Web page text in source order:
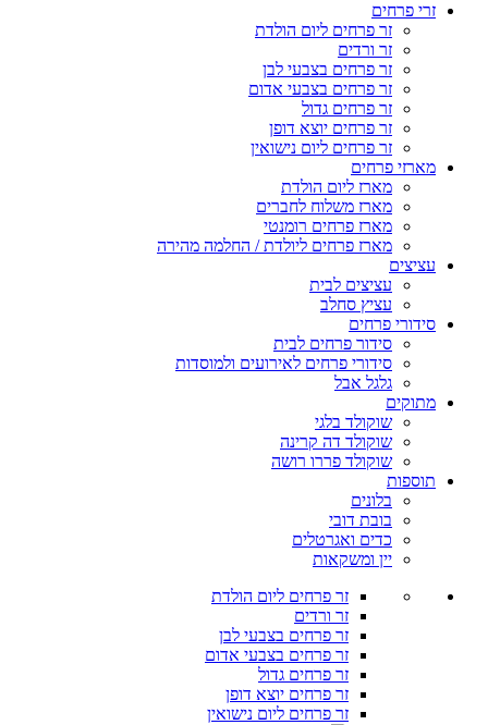
זרי פרחים
זר פרחים ליום הולדת
זר ורדים
זר פרחים בצבעי לבן
זר פרחים בצבעי אדום
זר פרחים גדול
זר פרחים יוצא דופן
זר פרחים ליום נישואין
מארזי פרחים
מארז ליום הולדת
מארז משלוח לחברים
מארז פרחים רומנטי
מארז פרחים ליולדת / החלמה מהירה
עציצים
עציצים לבית
עציץ סחלב
סידורי פרחים
סידור פרחים לבית
סידורי פרחים לאירועים ולמוסדות
גלגל אבל
מתוקים
שוקולד בלגי
שוקולד דה קרינה
שוקולד פררו רושה
תוספות
בלונים
בובת דובי
כדים ואגרטלים
יין ומשקאות
זר פרחים ליום הולדת
זר ורדים
זר פרחים בצבעי לבן
זר פרחים בצבעי אדום
זר פרחים גדול
זר פרחים יוצא דופן
זר פרחים ליום נישואין